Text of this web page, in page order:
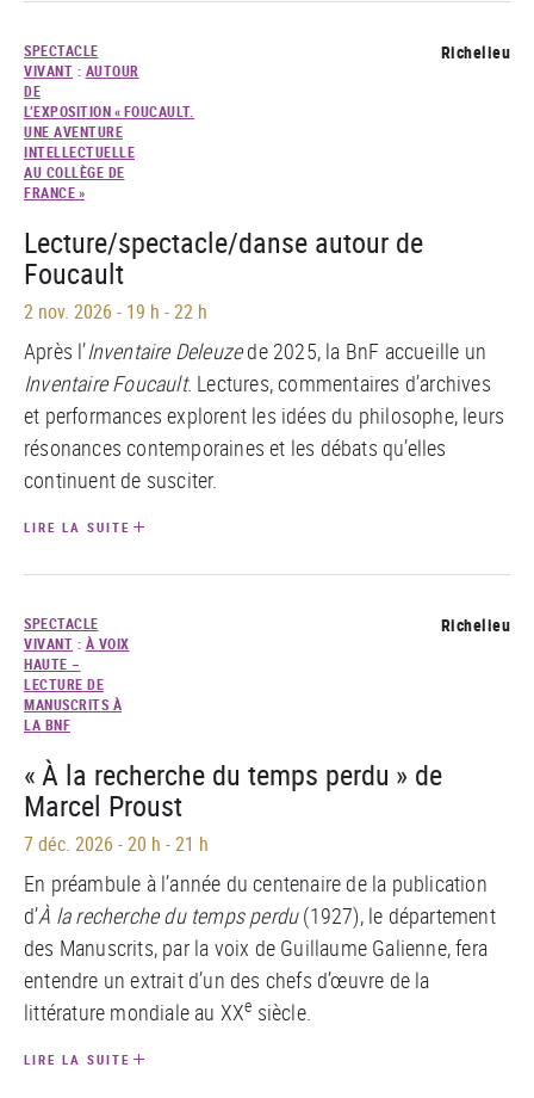
SPECTACLE
VIVANT : AUTOUR
DE
L’EXPOSITION « FOUCAULT.
UNE AVENTURE
INTELLECTUELLE
AU COLLÈGE DE
FRANCE »
Richelieu
Lecture/spectacle/danse autour de
Foucault
2 nov. 2026 - 19 h - 22 h
Après l’Inventaire Deleuzede 2025, la BnF accueille un
Inventaire Foucault. Lectures, commentaires d’archives
et performances explorent les idées du philosophe, leurs
résonances contemporaines et les débats qu’elles
continuent de susciter.
LIRE LA SUITE
SPECTACLE
VIVANT : À VOIX
HAUTE –
LECTURE DE
MANUSCRITS À
LA BNF
Richelieu
« À la recherche du temps perdu » de
Marcel Proust
7 déc. 2026 -20 h - 21 h
En préambule à l’année du centenaire de la publication
d’À la recherche du temps perdu(1927), le département
des Manuscrits, par la voix de Guillaume Galienne, fera
entendre un extrait d’un des chefs d’œuvre de la
littérature mondiale au XXe siècle.
LIRE LA SUITE